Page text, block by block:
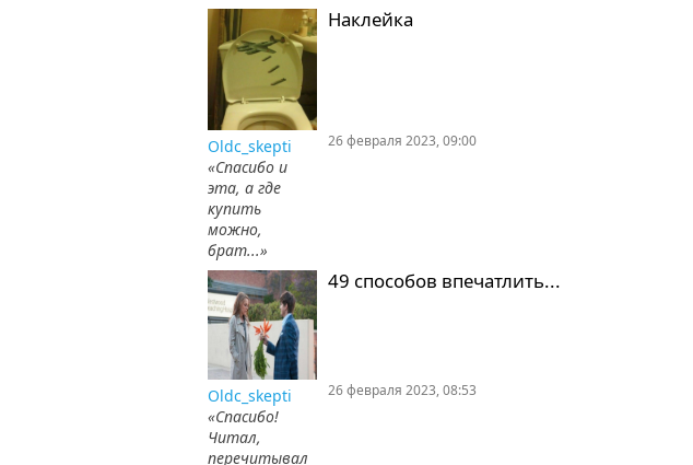
Наклейка
Oldc_skepti
«Спасибо и
эта, а где
купить
можно,
брат...»
26 февраля 2023, 09:00
49 способов впечатлить...
Oldc_skepti
«Спасибо!
Читал,
перечитывал
26 февраля 2023, 08:53